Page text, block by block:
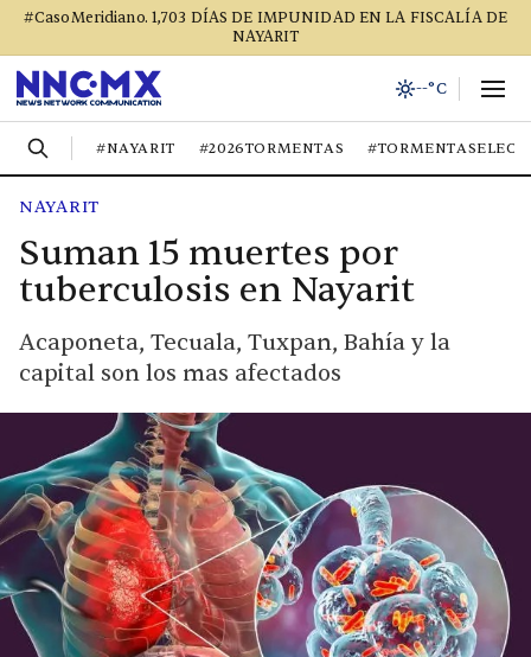
#CasoMeridiano. 1,703 DÍAS DE IMPUNIDAD EN LA FISCALÍA DE
NAYARIT
--°C
#NAYARIT #2026TORMENTAS
NAYARIT
Suman 15 muertes por
tuberculosis en Nayarit
Acaponeta, Tecuala, Tuxpan, Bahía y la
capital son los mas afectados